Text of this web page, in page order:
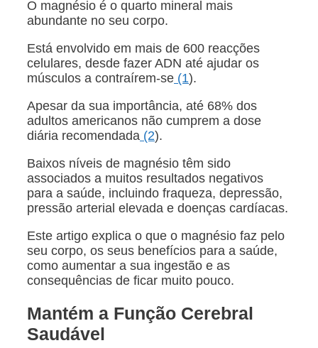
O magnésio é o quarto mineral mais
abundante no seu corpo.
Está envolvido em mais de 600 reacções
celulares, desde fazer ADN até ajudar os
músculos a contraírem-se (1).
Apesar da sua importância, até 68% dos
adultos americanos não cumprem a dose
diária recomendada (2).
Baixos níveis de magnésio têm sido
associados a muitos resultados negativos
para a saúde, incluindo fraqueza, depressão,
pressão arterial elevada e doenças cardíacas.
Este artigo explica o que o magnésio faz pelo
seu corpo, os seus benefícios para a saúde,
como aumentar a sua ingestão e as
consequências de ficar muito pouco.
Mantém a Função Cerebral
Saudável